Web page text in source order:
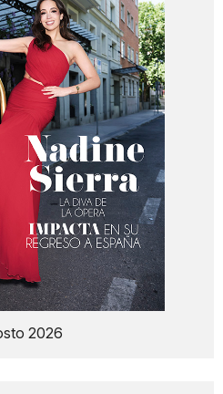
2026